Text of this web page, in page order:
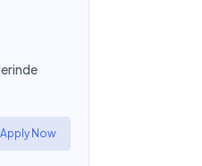
Apply Now